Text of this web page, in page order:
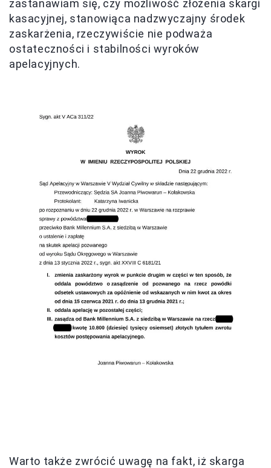
zastanawiam się, czy możliwość złożenia skargi
kasacyjnej, stanowiąca nadzwyczajny środek
zaskarżenia, rzeczywiście nie podważa
ostateczności i stabilności wyroków
apelacyjnych.
Warto także zwrócić uwagę na fakt, iż skarga